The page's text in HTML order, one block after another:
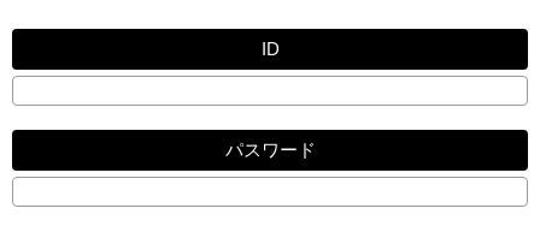
ID
パスワード